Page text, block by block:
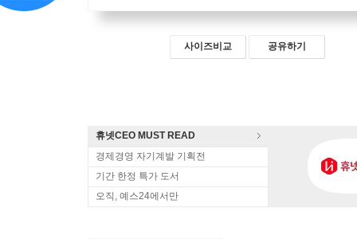
사이즈비교 공유하기
휴넷CEO MUST READ
경제경영 자기계발 기획전
기간 한정 특가 도서
오직, 예스24에서만